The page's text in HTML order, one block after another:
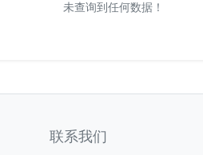
未查询到任何数据！
联系我们